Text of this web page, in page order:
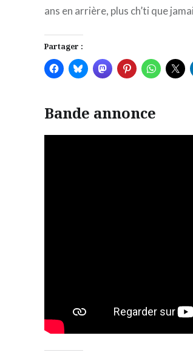
ans en arrière, plus ch’ti que
Partager :
Bande annonce